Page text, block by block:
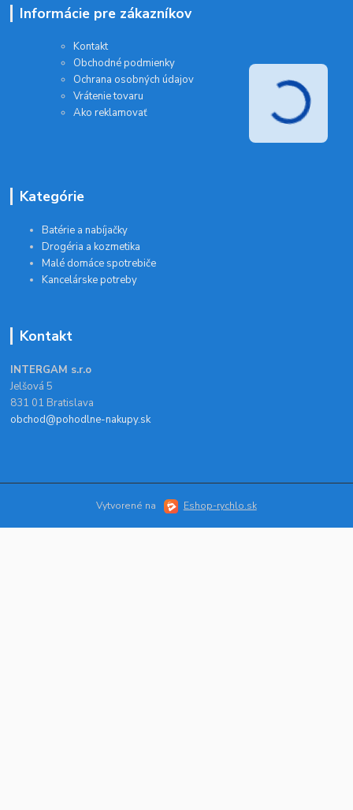
Informácie pre zákazníkov
Kontakt
Obchodné podmienky
Ochrana osobných údajov
Vrátenie tovaru
Ako reklamovať
Kategórie
Batérie a nabíjačky
Drogéria a kozmetika
Malé domáce spotrebiče
Kancelárske potreby
Kontakt
INTERGAM s.r.o
Jelšová 5
831 01 Bratislava
obchod@pohodlne-nakupy.sk
Vytvorené na Eshop-rychlo.sk